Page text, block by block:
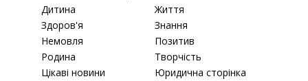
Дитина
Життя
Здоров'я
Знання
Немовля
Позитив
Родина
Творчість
Цікаві новини
Юридична сторінка